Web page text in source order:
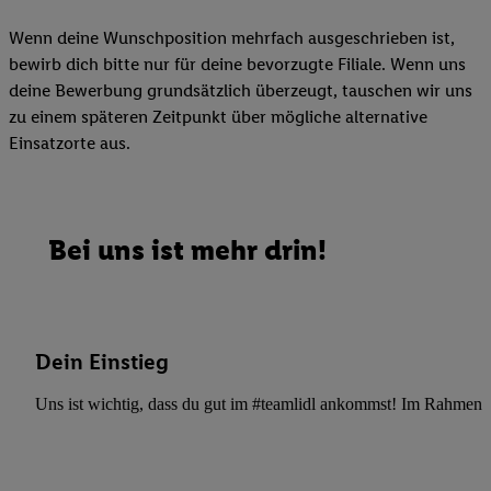
Wenn deine Wunschposition mehrfach ausgeschrieben ist,
bewirb dich bitte nur für deine bevorzugte Filiale. Wenn uns
deine Bewerbung grundsätzlich überzeugt, tauschen wir uns
zu einem späteren Zeitpunkt über mögliche alternative
Einsatzorte aus.
Bei uns ist mehr drin!
Dein Einstieg
Uns ist wichtig, dass du gut im #teamlidl ankommst! Im Rahmen